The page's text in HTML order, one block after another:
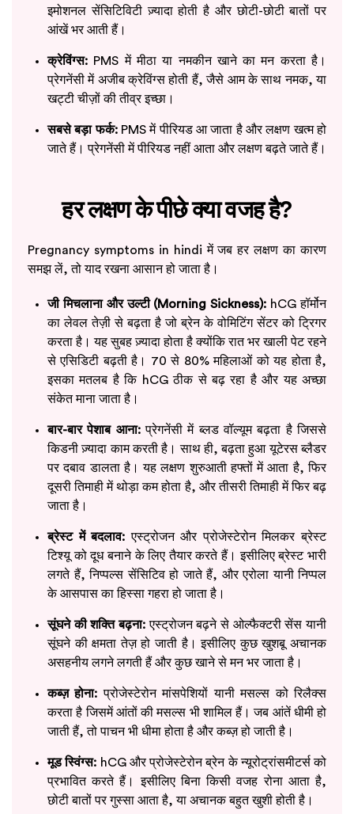
इमोशनल सेंसिटिविटी ज़्यादा होती है और छोटी-छोटी बातों पर
आंखें भर आती हैं।
क्रेविंग्स: PMS में मीठा या नमकीन खाने का मन करता है।
प्रेगनेंसी में अजीब क्रेविंग्स होती हैं, जैसे आम के साथ नमक, या
खट्टी चीज़ों की तीव्र इच्छा।
सबसे बड़ा फर्क:PMS में पीरियड आ जाता है और लक्षण खत्म हो
जाते हैं। प्रेगनेंसी में पीरियड नहीं आता और लक्षण बढ़ते जाते हैं।
हर लक्षण के पीछे क्या वजह है?
Pregnancy symptoms in hindi में जब हर लक्षण का कारण
समझ लें, तो याद रखना आसान हो जाता है।
जी मिचलाना और उल्टी (Morning Sickness): hCG हॉर्मोन
का लेवल तेज़ी से बढ़ता है जो ब्रेन के वोमिटिंग सेंटर को ट्रिगर
करता है। यह सुबह ज़्यादा होता है क्योंकि रात भर खाली पेट रहने
से एसिडिटी बढ़ती है। 70 से 80% महिलाओं को यह होता है,
इसका मतलब है कि hCG ठीक से बढ़ रहा है और यह अच्छा
संकेत माना जाता है।
बार-बार पेशाब आना:प्रेगनेंसी में ब्लड वॉल्यूम बढ़ता है जिससे
किडनी ज़्यादा काम करती है। साथ ही, बढ़ता हुआ यूटेरस ब्लैडर
पर दबाव डालता है। यह लक्षण शुरुआती हफ्तों में आता है, फिर
दूसरी तिमाही में थोड़ा कम होता है, और तीसरी तिमाही में फिर बढ़
जाता है।
ब्रेस्ट में बदलाव: एस्ट्रोजन और प्रोजेस्टेरोन मिलकर ब्रेस्ट
टिश्यू को दूध बनाने के लिए तैयार करते हैं। इसीलिए ब्रेस्ट भारी
लगते हैं, निप्पल्स सेंसिटिव हो जाते हैं, और एरोला यानी निप्पल
के आसपास का हिस्सा गहरा हो जाता है।
सूंघने की शक्ति बढ़ना: एस्ट्रोजन बढ़ने से ओल्फैक्टरी सेंस यानी
सूंघने की क्षमता तेज़ हो जाती है। इसीलिए कुछ खुशबू अचानक
असहनीय लगने लगती हैं और कुछ खाने से मन भर जाता है।
कब्ज़ होना: प्रोजेस्टेरोन मांसपेशियों यानी मसल्स को रिलैक्स
करता है जिसमें आंतों की मसल्स भी शामिल हैं। जब आंतें धीमी हो
जाती हैं, तो पाचन भी धीमा होता है और कब्ज़ हो जाती है।
मूड स्विंग्स: hCG और प्रोजेस्टेरोन ब्रेन के न्यूरोट्रांसमीटर्स को
प्रभावित करते हैं। इसीलिए बिना किसी वजह रोना आता है,
छोटी बातों पर गुस्सा आता है, या अचानक बहुत खुशी होती है।